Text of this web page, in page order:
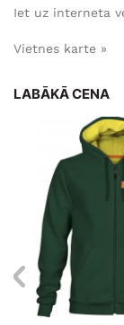
Iet uz interneta
Vietnes karte »
LABĀKĀ CENA